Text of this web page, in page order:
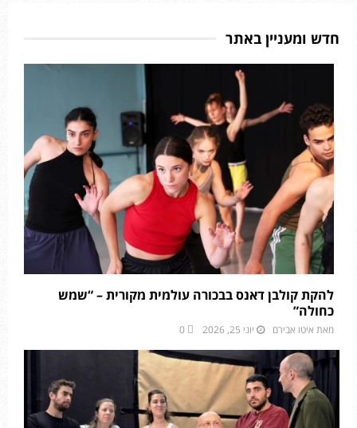
חדש ומעניין באתר
להקת קולבן דאנס בבכורה עולמית מקורית – “שמש
כחולה”
מאת איטו אבירם יוני 25, 2026 0